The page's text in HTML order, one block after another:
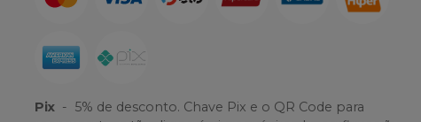
Pix - 5% de desconto. Chave Pix e o QR Code para